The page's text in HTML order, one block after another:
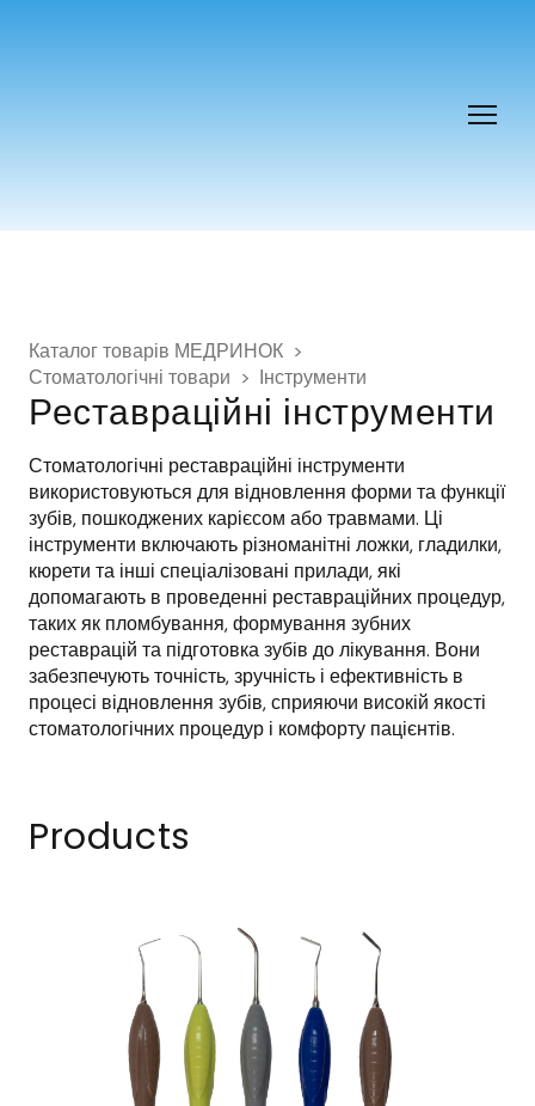
Каталог товарів МЕДРИНОК
Стоматологічні товари
Інструменти
Реставраційні інструменти
Стоматологічні реставраційні інструменти
використовуються для відновлення форми та функції
зубів, пошкоджених карієсом або травмами. Ці
інструменти включають різноманітні ложки, гладилки,
кюрети та інші спеціалізовані прилади, які
допомагають в проведенні реставраційних процедур,
таких як пломбування, формування зубних
реставрацій та підготовка зубів до лікування. Вони
забезпечують точність, зручність і ефективність в
процесі відновлення зубів, сприяючи високій якості
стоматологічних процедур і комфорту пацієнтів.
Products